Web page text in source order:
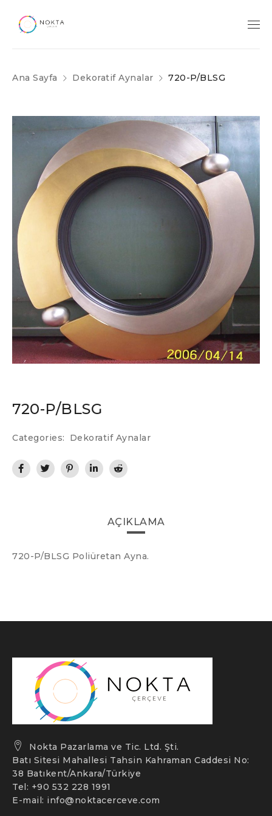
Ana Sayfa Dekoratif Aynalar 720-P/BLSG
720-P/BLSG
Categories: Dekoratif Aynalar
AÇIKLAMA
720-P/BLSG Poliüretan Ayna.
Nokta Pazarlama ve Tic. Ltd. Şti.
Batı Sitesi Mahallesi Tahsin Kahraman Caddesi No:
38 Batıkent/Ankara/Türkiye
Tel: +90 532 228 1991
E-mail: info@noktacerceve.com